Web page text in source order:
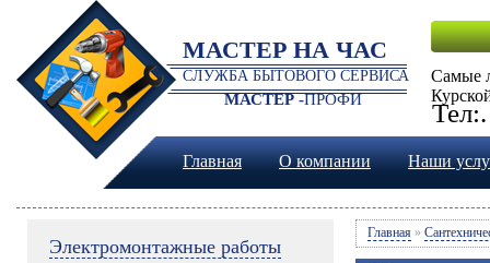
Самые
Главная О компании Наши
МАСТЕР НА ЧАС
СЛУЖБА БЫТОВОГО СЕРВИСА
МАСТЕР -ПРОФИ
Электромонтажные работы
Главная »